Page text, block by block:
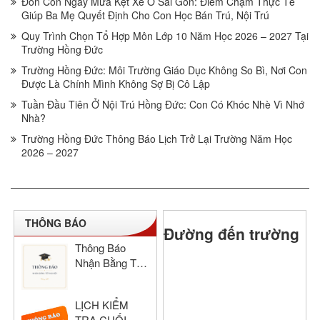
Giúp Ba Mẹ Quyết Định Cho Con Học Bán Trú, Nội Trú
Quy Trình Chọn Tổ Hợp Môn Lớp 10 Năm Học 2026 – 2027 Tại
Trường Hồng Đức
Trường Hồng Đức: Môi Trường Giáo Dục Không So Bì, Nơi Con
Được Là Chính Mình Không Sợ Bị Cô Lập
Tuần Đầu Tiên Ở Nội Trú Hồng Đức: Con Có Khóc Nhè Vì Nhớ
Nhà?
Trường Hồng Đức Thông Báo Lịch Trở Lại Trường Năm Học
2026 – 2027
THÔNG BÁO
Thông Báo
Nhận Bằng Tốt
Đức Năm Học
LỊCH KIỂM
Đường đến trường